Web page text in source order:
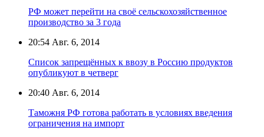
РФ может перейти на своё сельскохозяйственное
производство за 3 года
20:54 Авг. 6, 2014
Список запрещённых к ввозу в Россию продуктов
опубликуют в четверг
20:40 Авг. 6, 2014
Таможня РФ готова работать в условиях введения
ограничения на импорт